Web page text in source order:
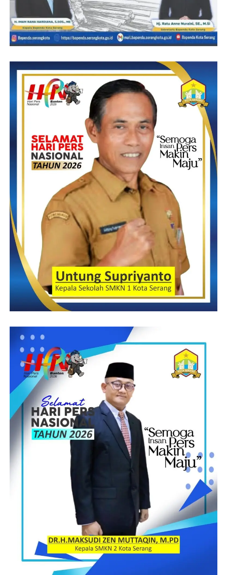
2. Kode Paket :PJB-P2503-11611399 Nilai Kontak
Rp.898,721,100.-
Rp.483,710,700.-
Rp 8,735,253,500
“Kami akan terus mengawal pelaporan yang telah kami
sampaikan ke polda Banten. Terlepas dari pelaporan, Kami
sangat mendukung proyek penanganan longsor ruas Bayah-
Cibarenok dan perbaikan abutment Jembatan Cimadur
bersumber dari anggaran APBN 2025, dan diharapkan dapat
meningkatkan keselamatan dan mobilitas masyarakat sekitar,”
Post Views: 19